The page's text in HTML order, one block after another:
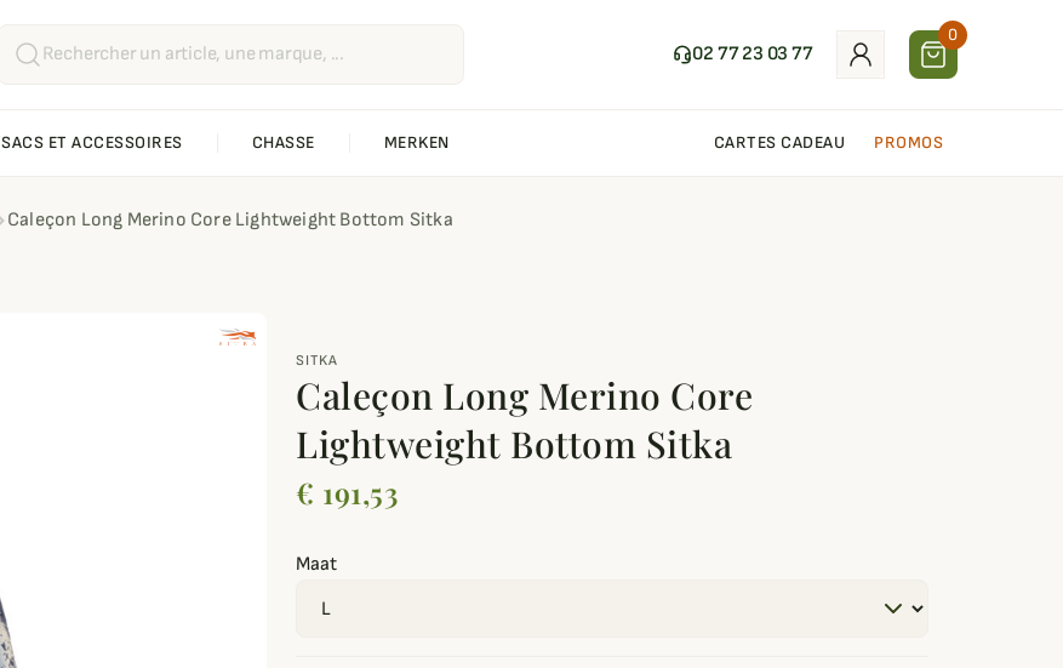
02 77 23 03 77
0
SACS ET ACCESSOIRES CHASSE MERKEN CARTES CADEAU PROMOS
Caleçon Long Merino Core Lightweight Bottom Sitka
SITKA
Caleçon Long Merino Core
Lightweight Bottom Sitka
€ 191,53
Maat